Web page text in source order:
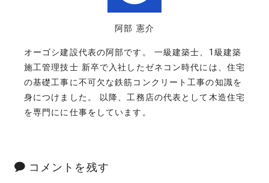
阿部 憲介
オーゴシ建設代表の阿部です。 一級建築士、1級建築
施工管理技士 新卒で入社したゼネコン時代には、住宅
の基礎工事に不可欠な鉄筋コンクリート工事の知識を
身につけました。 以降、工務店の代表として木造住宅
を専門にに仕事をしています。
コメントを残す